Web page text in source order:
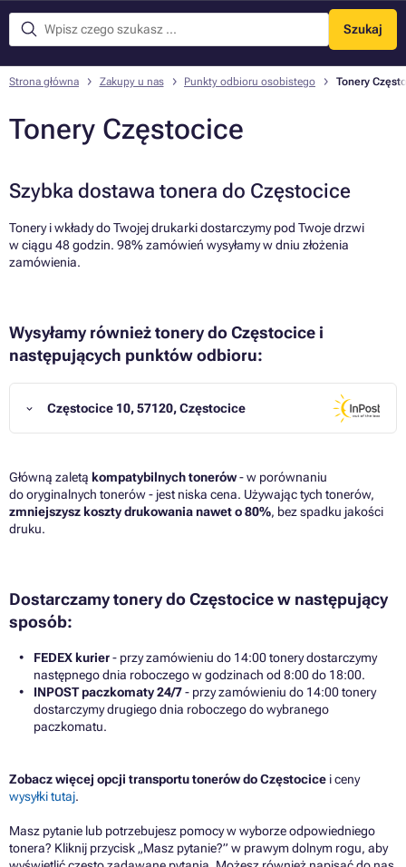
Szukaj
Menu
Strona główna Zakupy u nas Punkty odbioru osobistego Tonery
Tonery Częstocice
Szybka dostawa tonera do Częstocice
Tonery i wkłady do Twojej drukarki dostarczymy pod Twoje drzwi
w ciągu 48 godzin. 98% zamówień wysyłamy w dniu złożenia
zamówienia.
Wysyłamy również tonery do Częstocice i
następujących punktów odbioru:
Częstocice 10, 57120, Częstocice
Główną zaletą kompatybilnych tonerów- w porównaniu
do oryginalnych tonerów - jest niska cena. Używając tych tonerów,
zmniejszysz koszty drukowania nawet o 80%, bez spadku jakości
druku.
Dostarczamy tonery do Częstocice w następujący
sposób:
FEDEX kurier- przy zamówieniu do 14:00 tonery dostarczymy
następnego dnia roboczego w godzinach od 8:00 do 18:00.
INPOST paczkomaty 24/7- przy zamówieniu do 14:00 tonery
dostarczymy drugiego dnia roboczego do wybranego
paczkomatu.
Zobacz więcej opcji transportu tonerów do Częstocice i ceny
wysyłki tutaj.
Masz pytanie lub potrzebujesz pomocy w wyborze odpowiedniego
tonera? Kliknij przycisk „Masz pytanie?” w prawym dolnym rogu, aby